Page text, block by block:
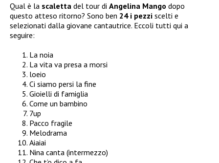
Qual è la scaletta del tour di Angelina Mango dopo
questo atteso ritorno? Sono ben 24 i pezzi scelti e
selezionati dalla giovane cantautrice. Eccoli tutti qui a
seguire:
La noia
La vita va presa a morsi
loeio
Ci siamo persi la fine
Gioielli di famiglia
Come un bambino
7up
Pacco fragile
Melodrama
Aiaiai
Nina canta (intermezzo)